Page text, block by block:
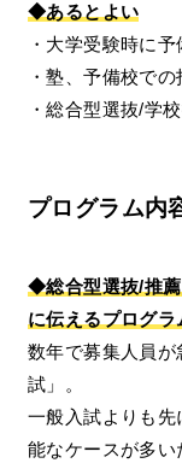
◆あるとよい
・大学受験時に
・塾、予備校で
・総合型選抜/学
プログラム内
◆総合型選抜/推薦
に伝えるプログラ
数年で募集人員が
試」。
一般入試よりも
能なケースが多い